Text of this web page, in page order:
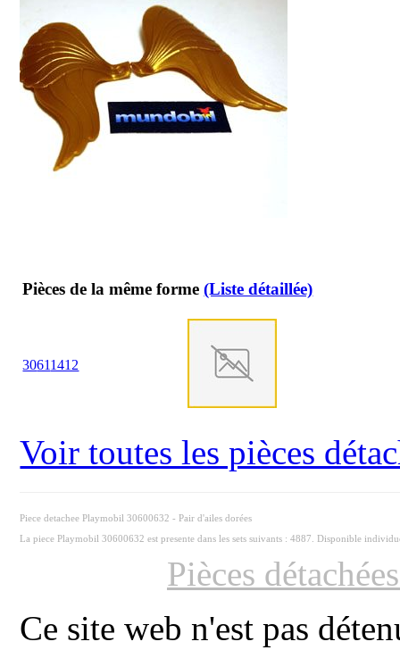
Pièces de la même forme(Liste détaillée)
30611412
Voir toutes les pièces
Piece detachee Playmobil 30600632 - Pair d'ailes dorées
La piece Playmobil 30600632 est presente dans les sets suivants : 4887. Disponible
Pièces
Ce site web n'est pas